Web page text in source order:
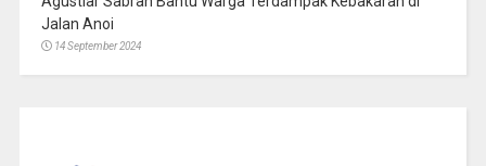
Jalan Anoi
14 September 2024